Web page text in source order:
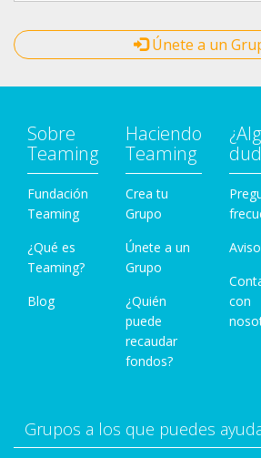
Únete a un
Sobre
Teaming
Fundación
Teaming
¿Qué es
Teaming?
Blog
Haciendo
Teaming
Crea tu
Grupo
Únete a un
Grupo
¿Quién
puede
recaudar
fondos?
con
Grupos a los que puedes